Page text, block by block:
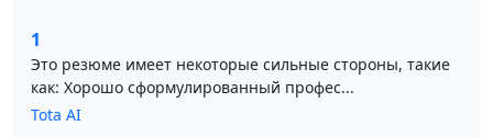
1
Это резюме имеет некоторые сильные стороны, такие
как: Хорошо сформулированный профес...
Tota AI